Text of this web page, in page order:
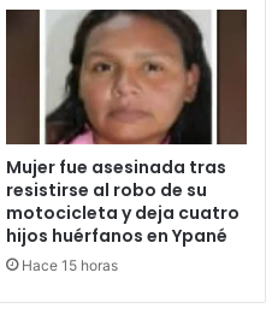
Mujer fue asesinada tras
resistirse al robo de su
motocicleta y deja cuatro
hijos huérfanos en Ypané
Hace 15 horas